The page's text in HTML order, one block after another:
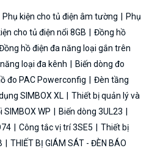
Phụ kiện cho tủ điện âm tường
Phụ
cho tủ điện nổi 8GB
Đồng hồ
hồ điện đa năng loại gắn trên
loại đa kênh
Biến dòng đo
đo PAC Powerconfig
Đèn tầng
SIMBOX XL
Thiết bị quản lý và
SIMBOX WP
Biến dòng 3UL23
Công tắc vị trí 3SE5
Thiết bị
THIẾT BỊ GIÁM SÁT - ĐÈN BÁO